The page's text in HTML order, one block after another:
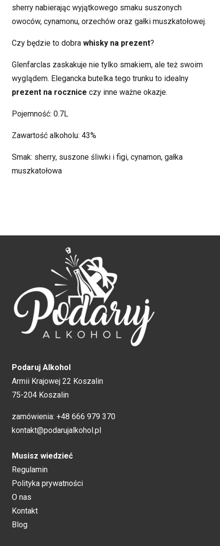
sherry nabierając wyjątkowego smaku suszonych
owoców, cynamonu, orzechów oraz gałki muszkatołowej.
Czy będzie to dobra whisky na prezent?
Glenfarclas zaskakuje nie tylko smakiem, ale też swoim
wyglądem. Elegancka butelka tego trunku to idealny
prezent na rocznice czy inne ważne okazje.
Pojemność: 0.7L
Zawartość alkoholu: 43%
Smak: sherry, suszone śliwki i figi, cynamon, gałka
muszkatołowa
Podaruj Alkohol
Armii Krajowej 22 Koszalin
75-204 Koszalin
zamówienia: +48 666 979 370
kontakt@podarujalkohol.pl
Musisz wiedzieć
Regulamin
Polityka prywatności
O nas
Kontakt
Blog